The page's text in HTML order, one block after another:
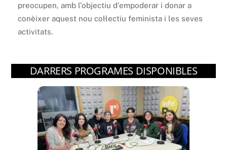
preocupen, amb l’objectiu d’empoderar i donar a
conèixer aquest nou col·lectiu feminista i les seves
activitats.
DARRERS PROGRAMES DISPONIBLES